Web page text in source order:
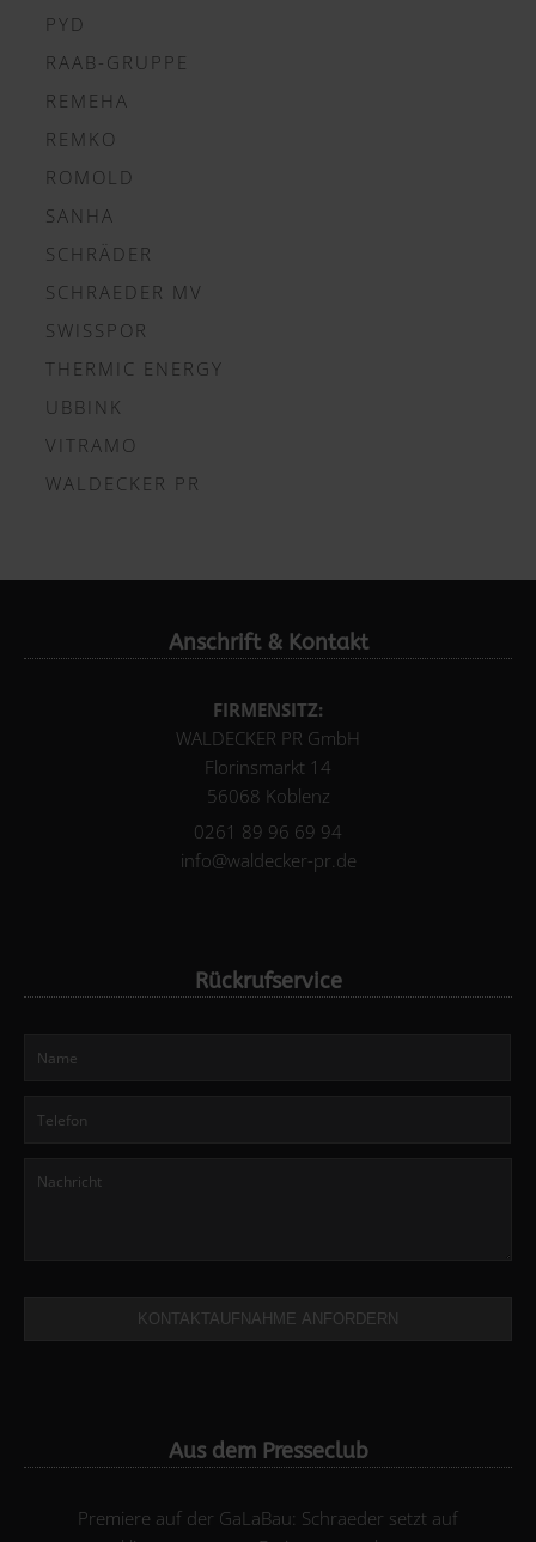
PYD
RAAB-GRUPPE
REMEHA
REMKO
ROMOLD
SANHA
SCHRÄDER
SCHRAEDER MV
SWISSPOR
THERMIC ENERGY
UBBINK
VITRAMO
WALDECKER PR
Anschrift & Kontakt
FIRMENSITZ:
WALDECKER PR GmbH
Florinsmarkt 14
56068 Koblenz
0261 89 96 69 94
info@waldecker-pr.de
Rückrufservice
KONTAKTAUFNAHME ANFORDERN
Aus dem Presseclub
Premiere auf der GaLaBau: Schraeder setzt auf